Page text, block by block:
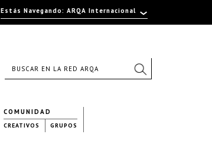
COMUNIDAD
CREATIVOS GRUPOS
Estás Navegando: ARQA Internacional